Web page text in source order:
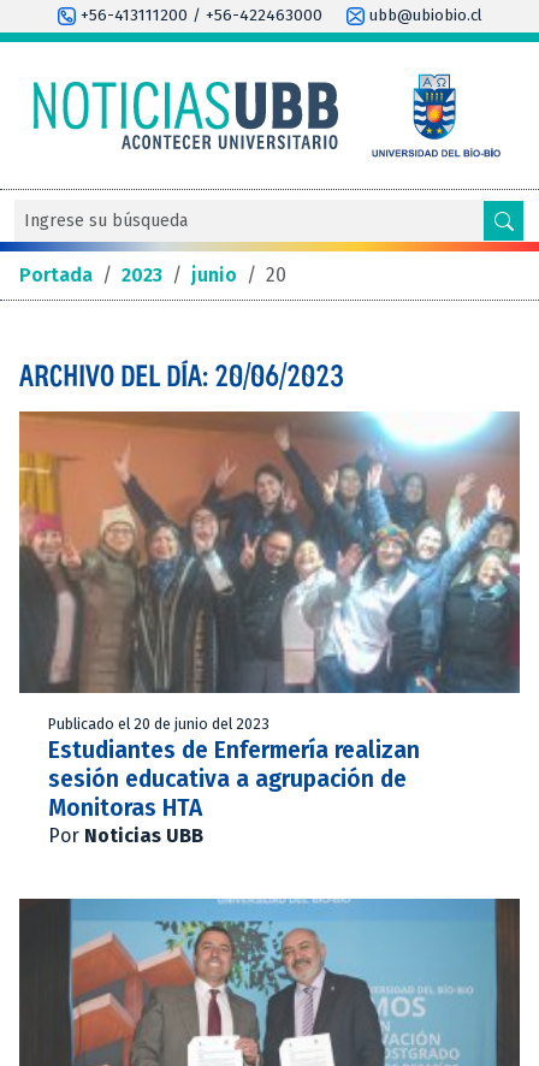
+56-413111200 / +56-422463000 ubb@ubiobio.cl
Portada / 2023 / junio / 20
ARCHIVO DEL DÍA: 20/06/2023
Publicado el 20 de junio del 2023
Estudiantes de Enfermería realizan
sesión educativa a agrupación de
Monitoras HTA
Por Noticias UBB